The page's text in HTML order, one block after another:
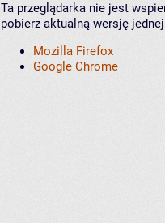
Ta przeglądarka nie jest
pobierz aktualną wersję
Mozilla Firefox
Google Chrome